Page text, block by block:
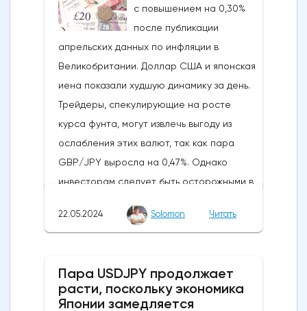
на Ethereum. К счастью для Ethereum, в
понедельник, 20 мая, ожидания стали
более оптимистичными, что помогло
криптовалюте вырасти более чем на 20%.
Таким образом, Ethereum преодолел
отметку сопротивления в 3800
долларов.Осцилляторы и цена самого
Эфириума показывают, что произошло
значительное восстановление
динамической стороны монеты. Таким
образом, все эти факторы будут
поддерживать дальнейший рост
в ближайшие дни останется выше 3500
долларов. Следующим препятствием
с повышением на 0,30%
после публикации
апрельских данных по инфляции в
Великобритании. Доллар США и японская
иена показали худшую динамику за день.
Трейдеры, спекулирующие на росте
курса фунта, могут извлечь выгоду из
ослабления этих валют, так как пара
GBP/JPY выросла на 0,47%. Однако
инвесторам следует быть осторожными в
связи с открытием европейского
значительным снижением в 2024 году,
приблизив Банк Англии к своей цели. Как
22.05.2024 Solomon Читать
Пара USDJPY продолжает
расти, поскольку экономика
Японии замедляется